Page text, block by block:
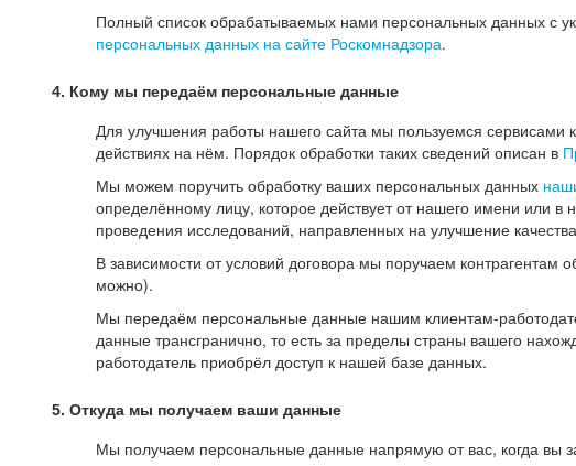
Полный список обрабатываемых нами персональных данных с
персональных данных на сайте Роскомнадзора.
4. Кому мы передаём персональные данные
Для улучшения работы нашего сайта мы пользуемся сервисами
действиях на нём. Порядок обработки таких сведений описан в
Мы можем поручить обработку ваших персональных данных
определённому лицу, которое действует от нашего имени или
проведения исследований, направленных на улучшение
В зависимости от условий договора мы поручаем
можно).
Мы передаём персональные данные нашим клиентам-
данные трансгранично, то есть за пределы страны вашего
работодатель приобрёл доступ к нашей базе данных.
5. Откуда мы получаем ваши данные
Мы получаем персональные данные напрямую от вас, когда вы